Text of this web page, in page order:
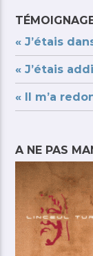
« J’étais
« J’étais
« Il m’a
A NE PAS